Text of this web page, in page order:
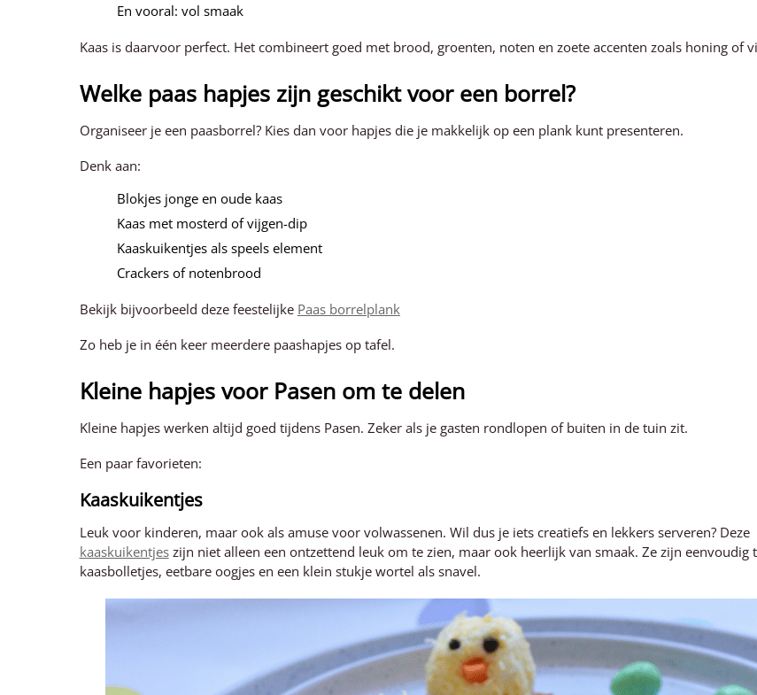
En vooral: vol smaak
Kaas is daarvoor perfect. Het combineert goed met brood, groenten, noten en zoete accenten zoals honing of
Welke paas hapjes zijn geschikt voor een borrel?
Organiseer je een paasborrel? Kies dan voor hapjes die je makkelijk op een plank kunt presenteren.
Denk aan:
Blokjes jonge en oude kaas
Kaas met mosterd of vijgen-dip
Kaaskuikentjes als speels element
Crackers of notenbrood
Bekijk bijvoorbeeld deze feestelijke Paas borrelplank
Zo heb je in één keer meerdere paashapjes op tafel.
Kleine hapjes voor Pasen om te delen
Kleine hapjes werken altijd goed tijdens Pasen. Zeker als je gasten rondlopen of buiten in de tuin zit.
Een paar favorieten:
Kaaskuikentjes
Leuk voor kinderen, maar ook als amuse voor volwassenen. Wil dus je iets creatiefs en lekkers serveren? Deze
kaaskuikentjeszijn niet alleen een ontzettend leuk om te zien, maar ook heerlijk van smaak. Ze zijn eenvoudig
kaasbolletjes, eetbare oogjes en een klein stukje wortel als snavel.